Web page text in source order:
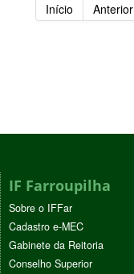
Início Anterior
IF Farroupilha
Sobre o IFFar
Cadastro e-MEC
Gabinete da Reitoria
Conselho Superior